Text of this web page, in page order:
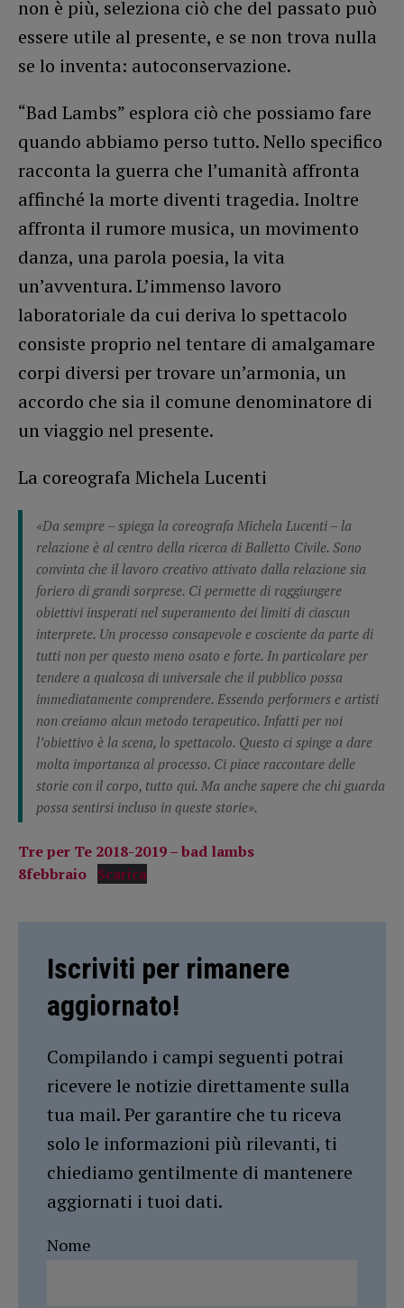
non è più, seleziona ciò che del passato può
essere utile al presente, e se non trova nulla
se lo inventa: autoconservazione.
“Bad Lambs” esplora ciò che possiamo fare
quando abbiamo perso tutto. Nello specifico
racconta la guerra che l’umanità affronta
affinché la morte diventi tragedia. Inoltre
affronta il rumore musica, un movimento
danza, una parola poesia, la vita
un’avventura. L’immenso lavoro
laboratoriale da cui deriva lo spettacolo
consiste proprio nel tentare di amalgamare
corpi diversi per trovare un’armonia, un
accordo che sia il comune denominatore di
un viaggio nel presente.
La coreografa Michela Lucenti
«Da sempre – spiega la coreografa Michela Lucenti – la
relazione è al centro della ricerca di Balletto Civile. Sono
convinta che il lavoro creativo attivato dalla relazione sia
foriero di grandi sorprese. Ci permette di raggiungere
obiettivi insperati nel superamento dei limiti di ciascun
interprete. Un processo consapevole e cosciente da parte di
tutti non per questo meno osato e forte. In particolare per
tendere a qualcosa di universale che il pubblico possa
immediatamente comprendere. Essendo performers e artisti
non creiamo alcun metodo terapeutico. Infatti per noi
l’obiettivo è la scena, lo spettacolo. Questo ci spinge a dare
molta importanza al processo. Ci piace raccontare delle
storie con il corpo, tutto qui. Ma anche sapere che chi guarda
possa sentirsi incluso in queste storie».
Tre per Te 2018-2019 – bad lambs
8febbraio Scarica
Iscriviti per rimanere
aggiornato!
Compilando i campi seguenti potrai
ricevere le notizie direttamente sulla
tua mail. Per garantire che tu riceva
solo le informazioni più rilevanti, ti
chiediamo gentilmente di mantenere
aggiornati i tuoi dati.
Nome